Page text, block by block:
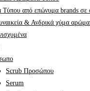
Scrub Προσώπου
Serum